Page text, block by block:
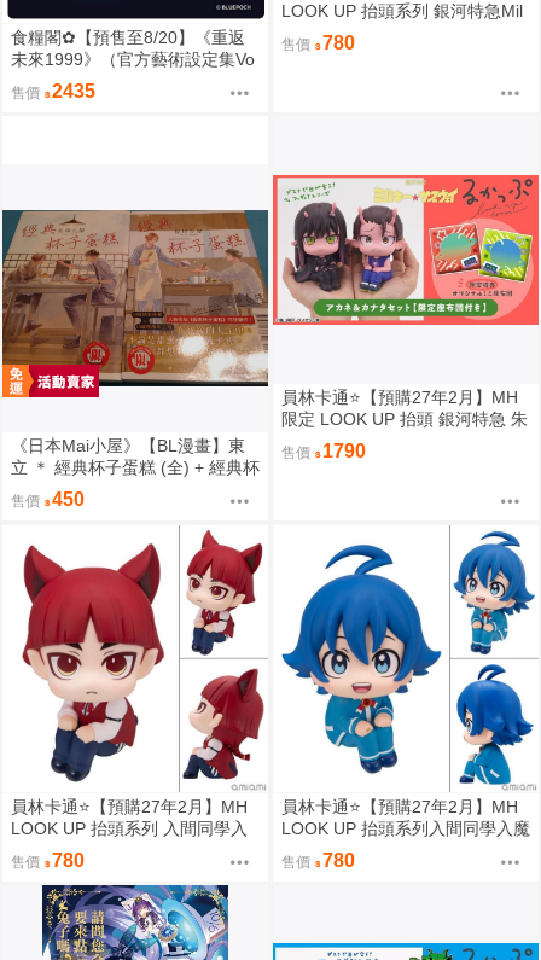
食糧閣✿【預售至8/20】《重返
未來1999》（官方藝術設定集Vo
l.2_典藏版&全套壓克力擺件）重
返未来1999／預售特典／美術集
售價 2435
LOOK UP 抬頭系列 銀河特急Mil
ky☆Subway 朱音 0813
售價 780
《日本Mai小屋》【BL漫畫】東
立 ＊ 經典杯子蛋糕 (全) + 經典杯
子蛋糕 with 卡布奇諾 (全) ＊ 作
者：佐岸左岸
售價 450
員林卡通⭐️【預購27年2月】MH
限定 LOOK UP 抬頭 銀河特急 朱
音 & 鐵多 套組附特典 0813
售價 1790
員林卡通⭐️【預購27年2月】MH
LOOK UP 抬頭系列 入間同學入
魔了！歐佩拉 0813
售價 780
員林卡通⭐️【預購27年2月】MH
LOOK UP 抬頭系列入間同學入魔
了！鈴木入間 0813
售價 780